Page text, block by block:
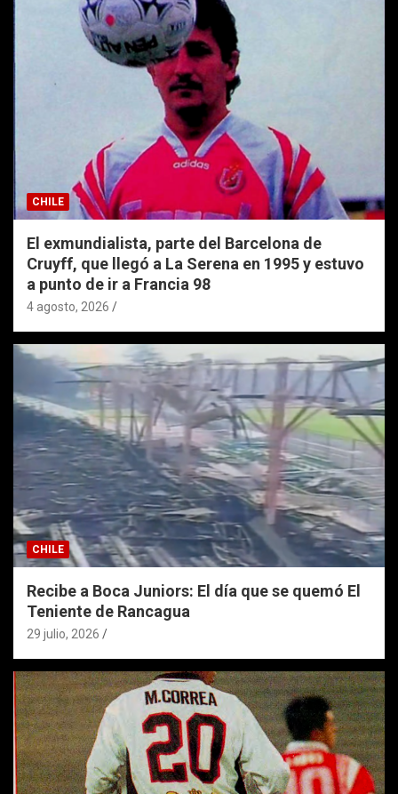
CHILE
El exmundialista, parte del Barcelona de
Cruyff, que llegó a La Serena en 1995 y estuvo
a punto de ir a Francia 98
4 agosto, 2026
CHILE
Recibe a Boca Juniors: El día que se quemó El
Teniente de Rancagua
29 julio, 2026